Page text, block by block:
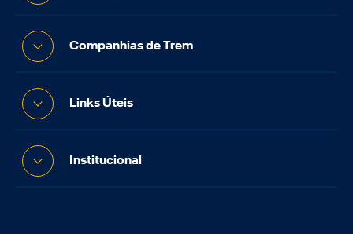
Companhias de Trem
Links Úteis
Institucional